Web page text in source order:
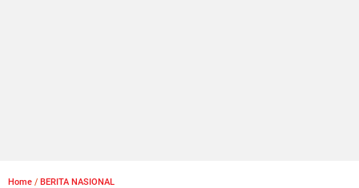
Home / BERITA NASIONAL